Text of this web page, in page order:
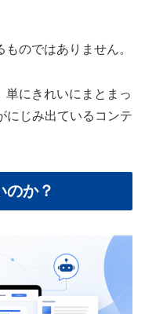
のではありません。
単にきれいにまとまっ
にじみ出ているコンテ
のか？